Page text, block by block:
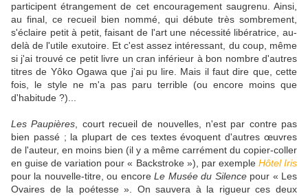
participent étrangement de cet encouragement saugrenu. Ainsi,
au final, ce recueil bien nommé, qui débute très sombrement,
s'éclaire petit à petit, faisant de l'art une nécessité libératrice, au-
delà de l'utile exutoire. Et c'est assez intéressant, du coup, même
si j'ai trouvé ce petit livre un cran inférieur à bon nombre d'autres
titres de Yôko Ogawa que j'ai pu lire. Mais il faut dire que, cette
fois, le style ne m'a pas paru terrible (ou encore moins que
d'habitude ?)...
Les Paupières , court recueil de nouvelles, n'est par contre pas
bien passé ; la plupart de ces textes évoquent d'autres œuvres
de l'auteur, en moins bien (il y a même carrément du copier-coller
en guise de variation pour « Backstroke »), par exemple Hôtel Iris
pour la nouvelle-titre, ou encoreLe Musée du Silencepour « Les
Ovaires de la poétesse ». On sauvera à la rigueur ces deux